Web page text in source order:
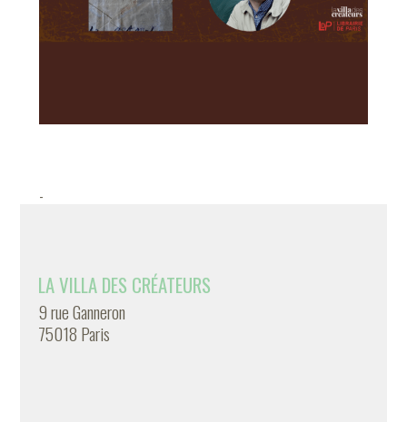
-
LA VILLA DES CRÉATEURS
9 rue Ganneron
75018 Paris